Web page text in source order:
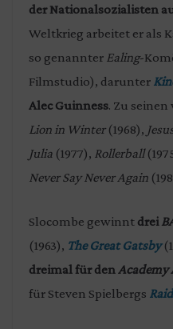
der Nationalsozialisten
Weltkrieg arbeitet er als
so genannter Ealing-
Filmstudio), darunter
Alec Guinness. Zu
Lion in Winter(1968),
Julia (1977), Rollerball
Never Say Never Again
Slocombe gewinnt drei
(1963), The Great Gatsby
dreimal für denAcademy
für Steven Spielbergs